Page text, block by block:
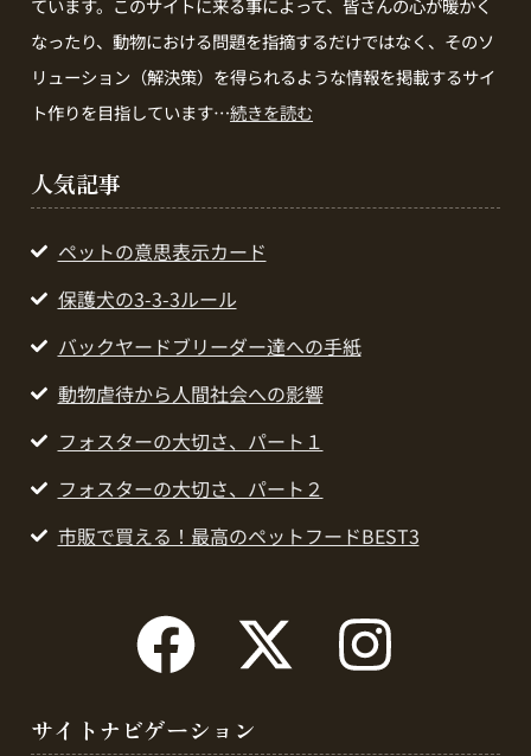
ています。このサイトに来る事によって、皆さんの心が暖かく
なったり、動物における問題を指摘するだけではなく、そのソ
リューション（解決策）を得られるような情報を掲載するサイ
ト作りを目指しています…続きを読む
人気記事
ペットの意思表示カード
保護犬の3-3-3ルール
バックヤードブリーダー達への手紙
動物虐待から人間社会への影響
フォスターの大切さ、パート１
フォスターの大切さ、パート２
市販で買える！最高のペットフードBEST3
サイトナビゲーション